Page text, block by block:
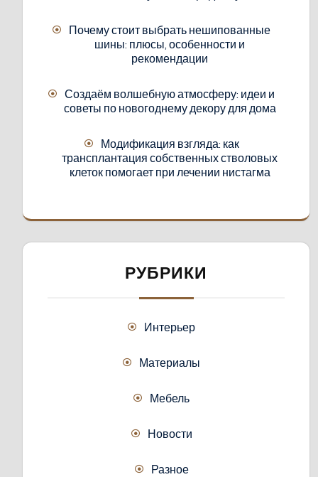
Почему стоит выбрать нешипованные
шины: плюсы, особенности и
рекомендации
Создаём волшебную атмосферу: идеи и
советы по новогоднему декору для дома
Модификация взгляда: как
трансплантация собственных стволовых
клеток помогает при лечении нистагма
РУБРИКИ
Интерьер
Материалы
Мебель
Новости
Разное